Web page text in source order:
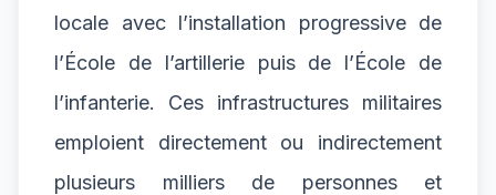
locale avec l’installation progressive de
l’École de l’artillerie puis de l’École de
l’infanterie. Ces infrastructures militaires
emploient directement ou indirectement
plusieurs milliers de personnes et